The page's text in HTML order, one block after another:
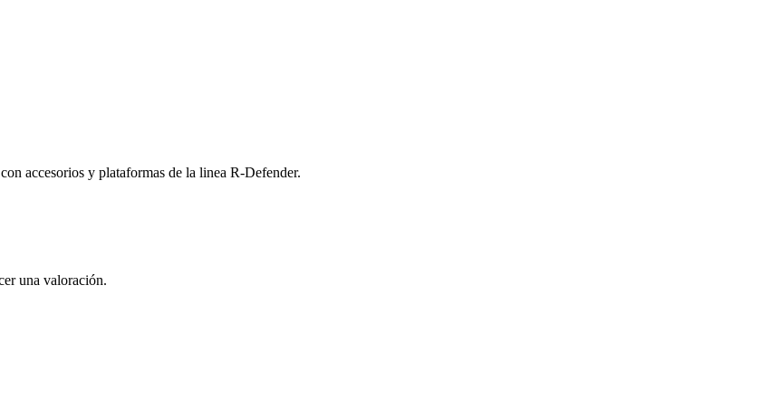
accesorios y plataformas de la linea R-Defender.
una valoración.